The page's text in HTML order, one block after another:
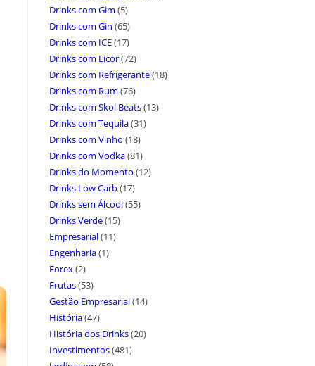
Drinks com Gim (5)
Drinks com Gin (65)
Drinks com ICE(17)
Drinks com Licor(72)
Drinks com Refrigerante(18)
Drinks com Rum (76)
Drinks com Skol Beats(13)
Drinks com Tequila(31)
Drinks com Vinho (18)
Drinks com Vodka(81)
Drinks do Momento (12)
Drinks Low Carb(17)
Drinks sem Álcool(55)
Drinks Verde(15)
Empresarial(11)
Engenharia(1)
Forex(2)
Frutas(53)
Gestão Empresarial(14)
História(47)
História dos Drinks(20)
Investimentos(481)